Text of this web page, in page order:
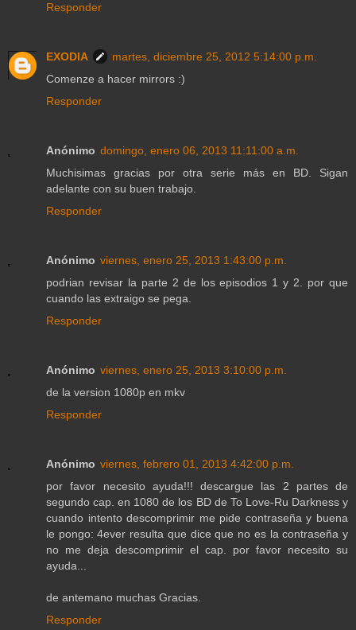
Responder
EXODIA
martes, diciembre 25, 2012 5:14:00 p.m.
Comenze a hacer mirrors :)
Responder
Anónimo domingo, enero 06, 2013 11:11:00 a.m.
Muchisimas gracias por otra serie más en BD. Sigan
adelante con su buen trabajo.
Responder
Anónimo viernes, enero 25, 2013 1:43:00 p.m.
podrian revisar la parte 2 de los episodios 1 y 2. por que
cuando las extraigo se pega.
Responder
Anónimo viernes, enero 25, 2013 3:10:00 p.m.
de la version 1080p en mkv
Responder
Anónimo viernes, febrero 01, 2013 4:42:00 p.m.
por favor necesito ayuda!!! descargue las 2 partes de
segundo cap. en 1080 de los BD de To Love-Ru Darkness y
cuando intento descomprimir me pide contraseña y buena
le pongo: 4ever resulta que dice que no es la contraseña y
no me deja descomprimir el cap. por favor necesito su
ayuda...
de antemano muchas Gracias.
Responder